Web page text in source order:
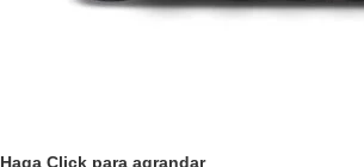
Haga Click para agrandar